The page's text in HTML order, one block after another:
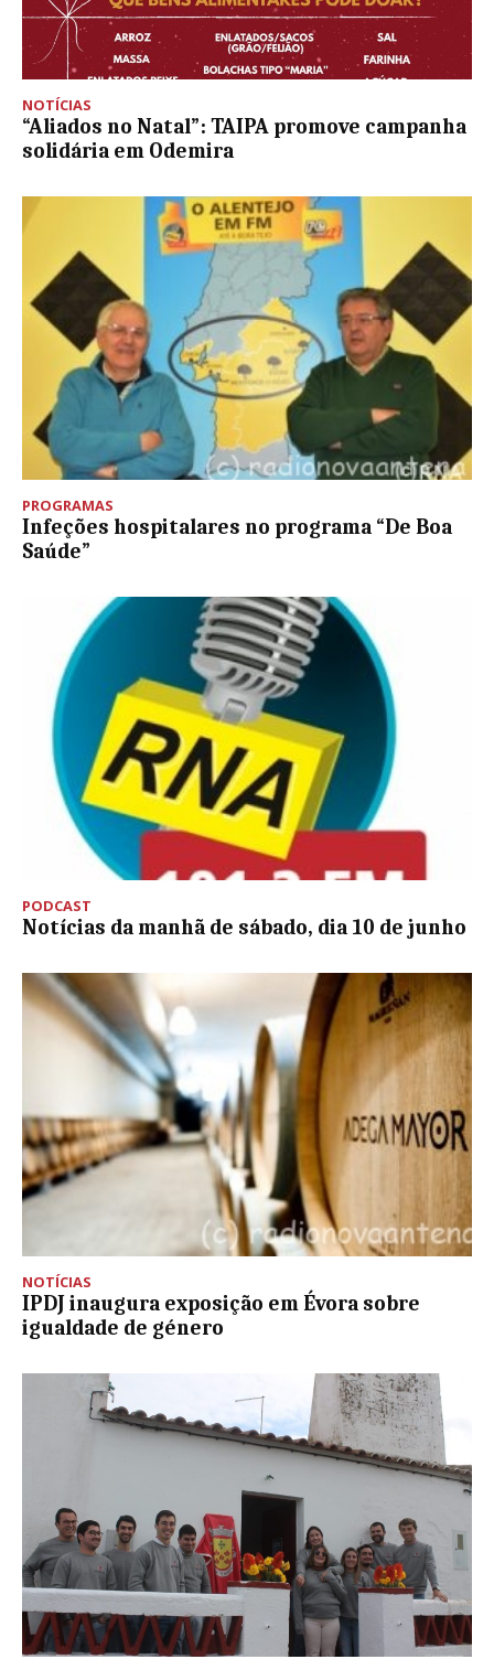
NOTÍCIAS
“Aliados no Natal”: TAIPA promove campanha
solidária em Odemira
PROGRAMAS
Infeções hospitalares no programa “De Boa
Saúde”
PODCAST
Notícias da manhã de sábado, dia 10 de junho
NOTÍCIAS
IPDJ inaugura exposição em Évora sobre
igualdade de género